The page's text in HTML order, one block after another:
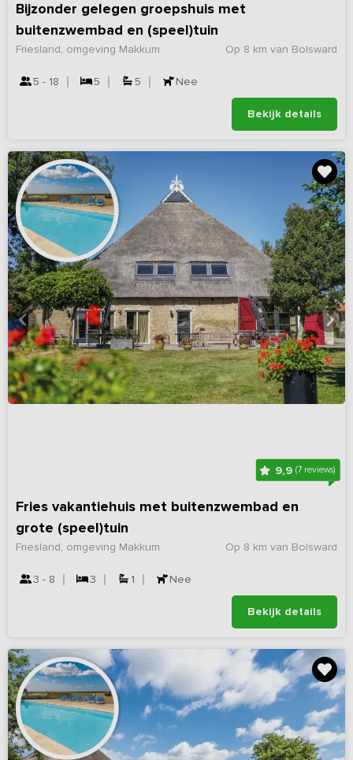
Bijzonder gelegen groepshuis met
buitenzwembad en (speel)tuin
Op 8 km van Bolsward
Friesland, omgeving Makkum
5 - 18 5 5 Nee
Bekijk details
9,9(7 reviews)
Fries vakantiehuis met buitenzwembad en
grote (speel)tuin
Op 8 km van Bolsward
Friesland, omgeving Makkum
3 - 8 3 1 Nee
Bekijk details